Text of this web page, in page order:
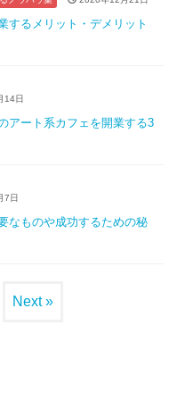
するメリット・デメリット
14日
アート系カフェを開業する3
7日
なものや成功するための秘
Next »